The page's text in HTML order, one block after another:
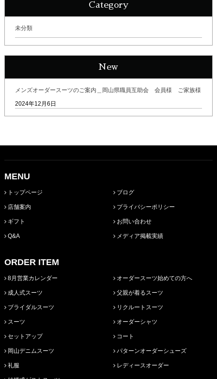
Category
未分類
New
メンズオーダースーツのご案内＿岡山県職員互助会 会員様 ご家族様
2024年12月6日
MENU
トップページ
店舗案内
ギフト
Q&A
ブログ
プライバシーポリシー
お問い合わせ
メディア掲載実績
ORDER ITEM
8月営業カレンダー
成人式スーツ
ブライダルスーツ
スーツ
セットアップ
岡山デニムスーツ
礼服
オーダースーツ始めての方へ
父親が着るスーツ
リクルートスーツ
オーダーシャツ
コート
パターンオーダーシューズ
レディースオーダー